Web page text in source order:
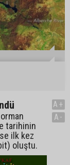
tarihinin
ilk kez
oluştu.
A+
A-